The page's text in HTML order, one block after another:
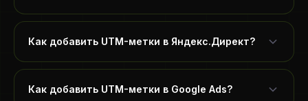
Как добавить UTM-метки в Яндекс.Директ?
Как добавить UTM-метки в Google Ads?